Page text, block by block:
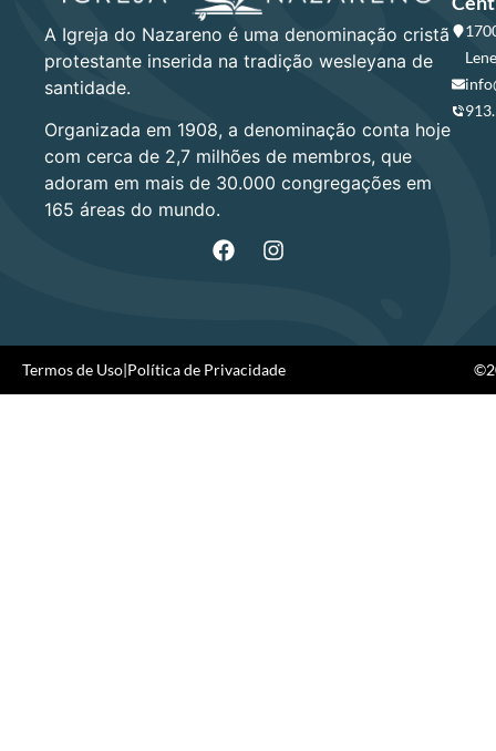
A Igreja do Nazareno é uma denominação cristã
protestante inserida na tradição wesleyana de
santidade.
Organizada em 1908, a denominação conta hoje
com cerca de 2,7 milhões de membros, que
adoram em mais de 30.000 congregações em
165 áreas do mundo.
Termos de Uso|Política de Privacidade